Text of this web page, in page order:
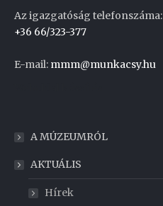
Az igazgatóság telefonszáma:
+36 66/323-377
E-mail: mmm@munkacsy.hu
A MÚZEUMRÓL
AKTUÁLIS
Hírek